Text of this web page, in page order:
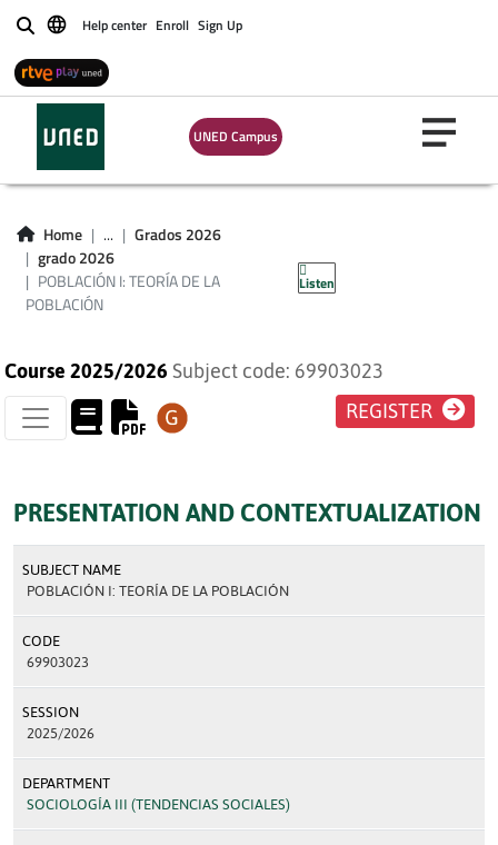
BuscarHelp center Enroll Sign Up
UNED Campus
Home ...
Grados 2026
grado 2026
POBLACIÓN I: TEORÍA DE LA
POBLACIÓN
Listen
POBLACIÓN I:
TEORÍA DE LA
POBLACIÓN
Course 2025/2026 Subject code: 69903023
REGISTER
PRESENTATION AND CONTEXTUALIZATION
SUBJECT NAME
POBLACIÓN I: TEORÍA DE LA POBLACIÓN
CODE
69903023
SESSION
2025/2026
DEPARTMENT
SOCIOLOGÍA III (TENDENCIAS SOCIALES)